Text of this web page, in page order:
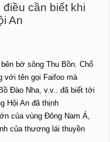
cần biết khi
An
bờ sông Thu Bồn. Chổ
với tên gọi Faifoo mà
Ðào Nha, v.v.. đã biết tới
Hội An đã thịnh
của vùng Đông Nam Á,
của thương lái thuyền